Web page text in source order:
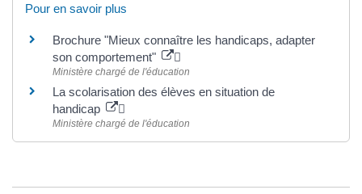
Pour en savoir plus
Brochure "Mieux connaître les handicaps, adapter
son comportement"
Ministère chargé de l'éducation
La scolarisation des élèves en situation de
handicap
Ministère chargé de l'éducation